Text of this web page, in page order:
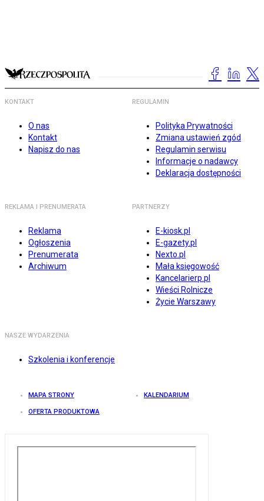
KONTAKT
O nas
Kontakt
Napisz do nas
REGULAMIN
Polityka Prywatności
Zmiana ustawień zgód
Regulamin serwisu
Informacje o nadawcy
Deklaracja dostępności
REKLAMA I PRENUMERATA
Reklama
Ogłoszenia
Prenumerata
Archiwum
PARTNERZY
E-kiosk.pl
E-gazety.pl
Nexto.pl
Mała księgowość
Kancelarierp.pl
Wieści Rolnicze
Życie Warszawy
NASZE WYDARZENIA
Szkolenia i konferencje
MAPA STRONY KALENDARIUM
OFERTA PRODUKTOWA